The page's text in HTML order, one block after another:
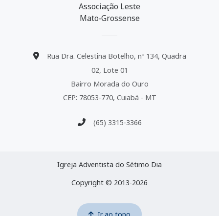
Associação Leste
Mato‑Grossense
Rua Dra. Celestina Botelho, nº 134, Quadra
02, Lote 01
Bairro Morada do Ouro
CEP: 78053-770, Cuiabá - MT
(65) 3315-3366
Igreja Adventista do Sétimo Dia
Copyright © 2013-2026